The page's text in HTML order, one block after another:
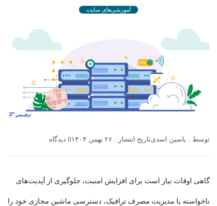
آموزشی‌های سایت
توسط : یاسین اسدیتاریخ انتشار : ۲۶ بهمن ۱۴۰۴ 0 دیدگاه
گاهی اوقات نیاز است برای افزایش امنیت، جلوگیری از آپدیت‌های
ناخواسته یا مدیریت مصرف ترافیک، دسترسی ماشین مجازی خود را